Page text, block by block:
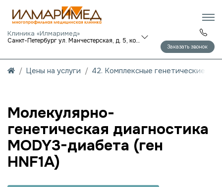
Клиника «Илмаримед»
Санкт-Петербург ул. Манчестерская, д. 5, корп. 1
Заказать звонок
Цены на услуги 42. Комплексные генетические
Молекулярно-
генетическая диагностика
MODY3-диабета (ген
HNF1A)